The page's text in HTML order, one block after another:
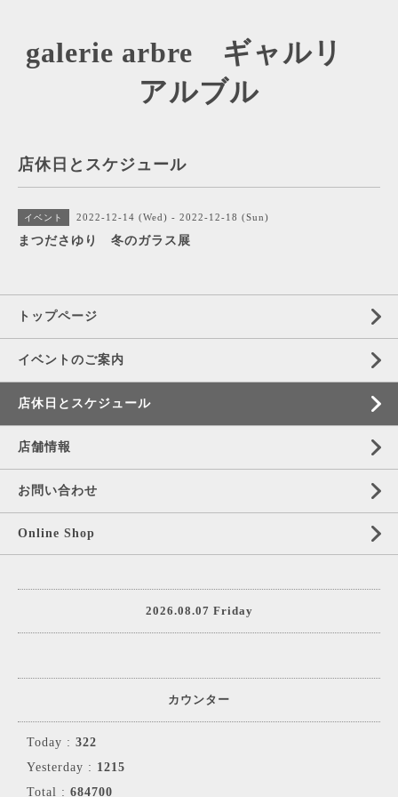
galerie arbre ギャルリ
アルブル
店休日とスケジュール
イベント 2022-12-14 (Wed) - 2022-12-18 (Sun)
まつださゆり 冬のガラス展
トップページ
イベントのご案内
店休日とスケジュール
店舗情報
お問い合わせ
Online Shop
2026.08.07 Friday
カウンター
Today : 322
Yesterday : 1215
Total : 684700